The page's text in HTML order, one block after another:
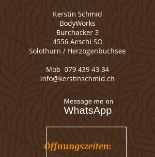
Kerstin Schmid
BodyWorks
Burchacker 3
4556 Aeschi SO
Solothurn / Herzogenbuchsee
Mob 079 439 43 34
info@kerstinschmid.ch
Message me on
WhatsApp
Öffnungszeiten: